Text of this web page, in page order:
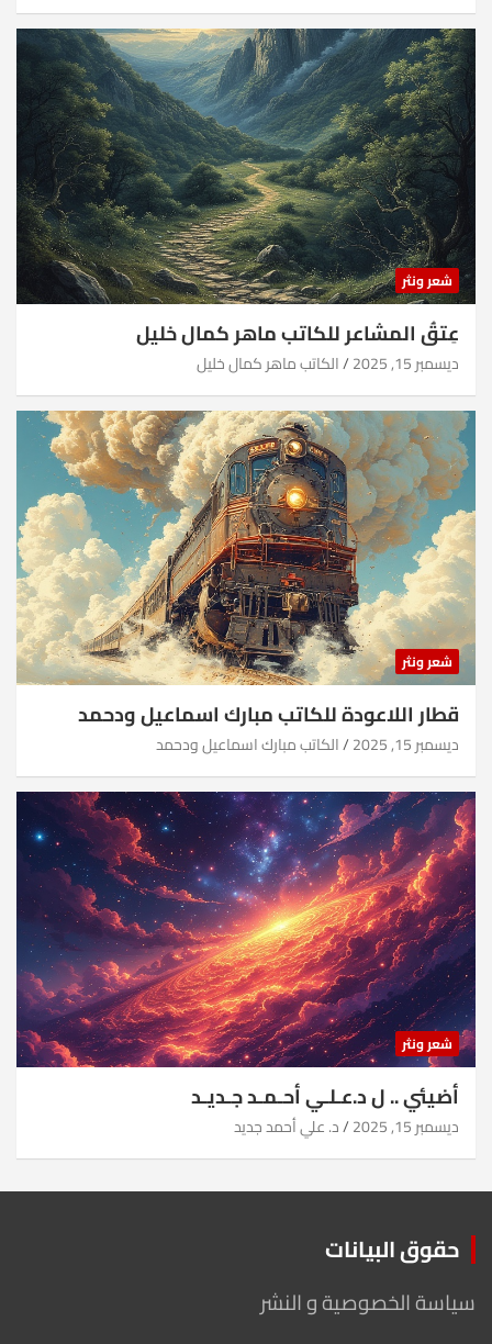
شعر ونثر
عِتقُ المشاعر للكاتب ماهر كمال خليل
ديسمبر 15, 2025 الكاتب ماهر كمال خليل
شعر ونثر
قطار اللاعودة للكاتب مبارك اسماعيل ودحمد
ديسمبر 15, 2025 الكاتب مبارك اسماعيل ودحمد
شعر ونثر
أضيئي .. ل د.عـلـي أحـمـد جـديـد
ديسمبر 15, 2025 د. علي أحمد جديد
حقوق البيانات
سياسة الخصوصية و النشر